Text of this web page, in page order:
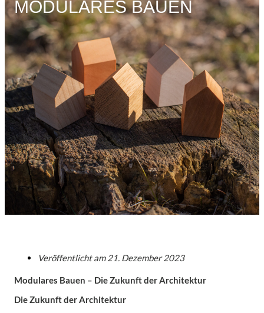
MODULARES BAUEN
Veröffentlicht am21. Dezember 2023
Modulares Bauen – Die Zukunft der Architektur
Die Zukunft der Architektur